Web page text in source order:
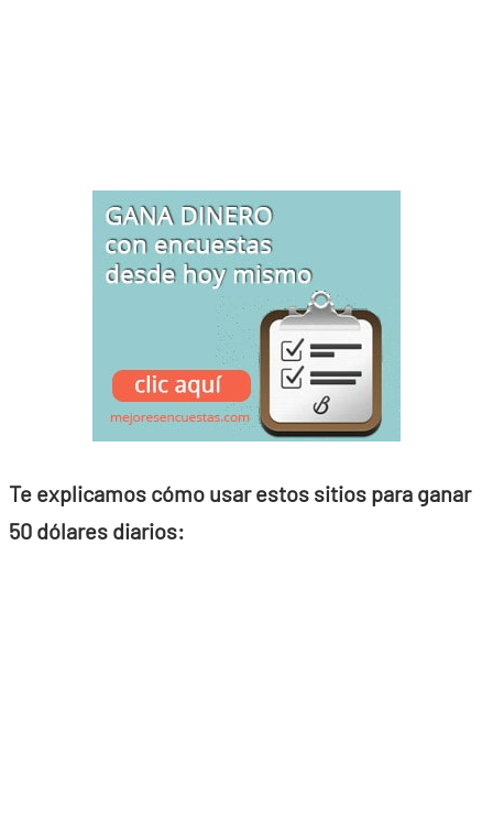
Te explicamos cómo usar estos sitios para ganar
50 dólares diarios: